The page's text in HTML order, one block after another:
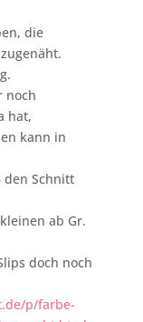
die
noch
hat,
kann in
den Schnitt
ab Gr.
doch noch
p/farbe-